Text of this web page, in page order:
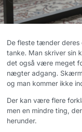
De fleste tænder
tanke. Man skriver sin
det også være meget
nægter adgang.
og man kommer ikke
Der kan være flere
men en mindre ting,
herunder.